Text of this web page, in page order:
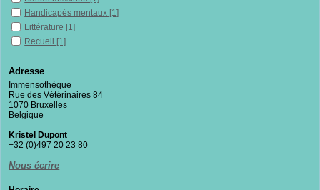
Handicapés mentaux [1]
Littérature [1]
Recueil
[1]
Fictions
Adresse
Immensothèque
Rue des Vétérinaires 84
1070 Bruxelles
Belgique
Kristel Dupont
+32 (0)497 20 23 80
Nous écrire